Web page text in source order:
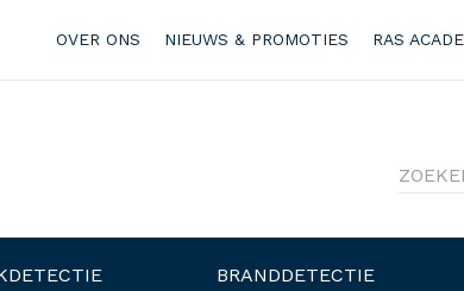
OVER ONS NIEUWS & PROMOTIES RAS
BRANDDETECTIE